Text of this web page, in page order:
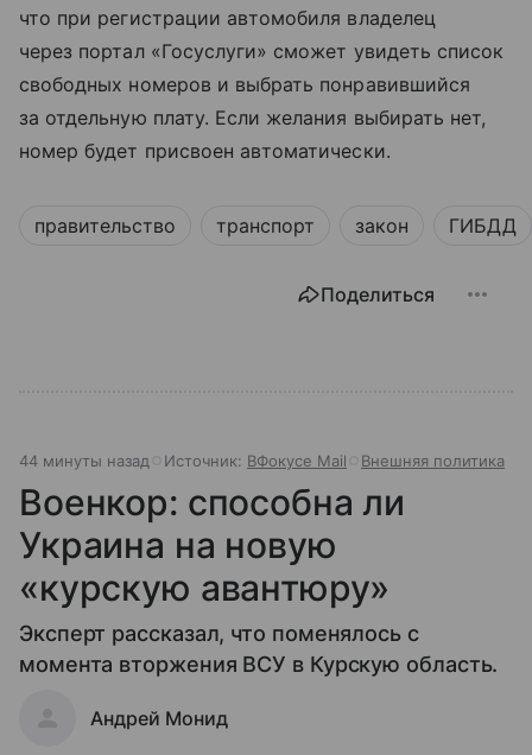
что при регистрации автомобиля владелец
через портал «Госуслуги» сможет увидеть список
свободных номеров и выбрать понравившийся
за отдельную плату. Если желания выбирать нет,
номер будет присвоен автоматически.
правительство транспорт закон ГИБДД
Поделиться
44 минуты назад Источник: ВФокусе Mail Внешняя политика
Военкор: способна ли
Украина на новую
«курскую авантюру»
Эксперт рассказал, что поменялось с
момента вторжения ВСУ в Курскую область.
Андрей Монид